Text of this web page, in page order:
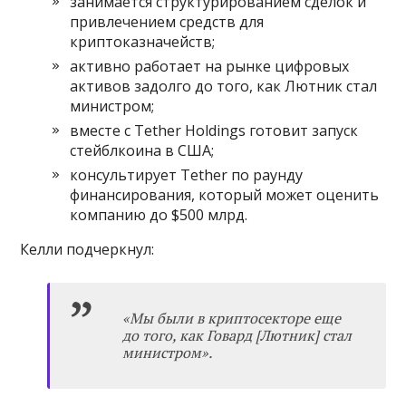
привлечением средств для
криптоказначейств;
активно работает на рынке цифровых
активов задолго до того, как Лютник стал
министром;
вместе с Tether Holdings готовит запуск
стейблкоина в США;
консультирует Tether по раунду
финансирования, который может оценить
компанию до $500 млрд.
Келли подчеркнул:
«Мы были в криптосекторе еще
до того, как Говард [Лютник] стал
министром».